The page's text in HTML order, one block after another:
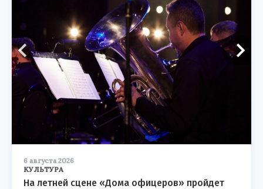
6 августа 2026
КУЛЬТУРА
На летней сцене «Дома офицеров» пройдет